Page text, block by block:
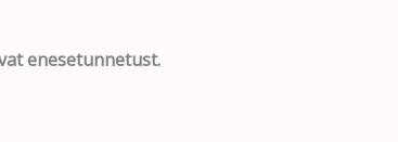
enesetunnetust.